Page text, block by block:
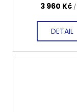
3 960 Kč /
DETAIL